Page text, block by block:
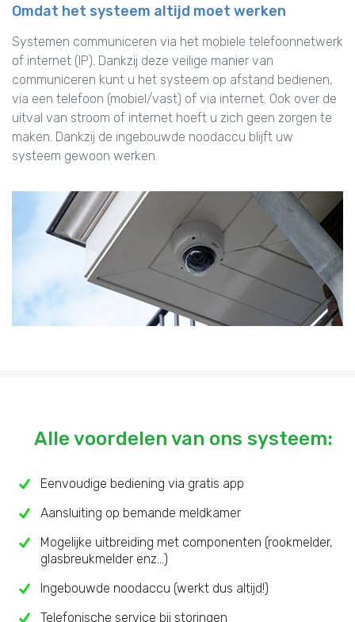
Omdat het systeem altijd moet werken
Systemen communiceren via het mobiele telefoonnetwerk
of internet (IP). Dankzij deze veilige manier van
communiceren kunt u het systeem op afstand bedienen,
via een telefoon (mobiel/vast) of via internet. Ook over de
uitval van stroom of internet hoeft u zich geen zorgen te
maken. Dankzij de ingebouwde noodaccu blijft uw
systeem gewoon werken.
Alle voordelen van ons systeem:
Eenvoudige bediening via gratis app
Aansluiting op bemande meldkamer
Mogelijke uitbreiding met componenten (rookmelder,
glasbreukmelder enz...)
Ingebouwde noodaccu (werkt dus altijd!)
Telefonische service bij storingen